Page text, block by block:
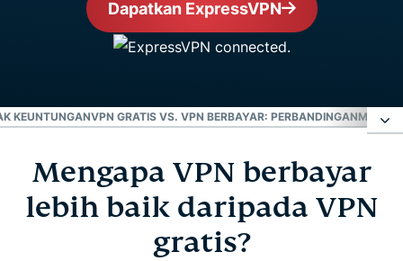
Dapatkan ExpressVPN
KEUNTUNGANVPN GRATIS VS. VPN BERBAYAR: PERBANDINGANMASIH
Mengapa VPN berbayar lebih baik daripada VPN
gratis?
4 risiko penyedia VPN ‘gratis’
Mengapa VPN berbayar
lebih baik daripada VPN
gratis?